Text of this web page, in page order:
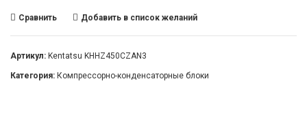
Сравнить Добавить в список желаний
Артикул: Kentatsu KHHZ450CZAN3
Категория: Компрессорно-конденсаторные блоки